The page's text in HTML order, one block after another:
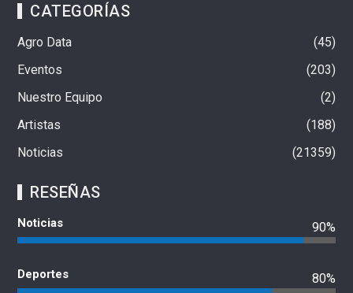
CATEGORÍAS
Agro Data
45
Eventos
203
Nuestro Equipo
2
Artistas
188
Noticias
21359
RESEÑAS
Noticias 90%
Deportes 80%